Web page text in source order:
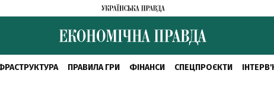
ПРАВИЛА ГРИ ФІНАНСИ СПЕЦПРОЄКТИ